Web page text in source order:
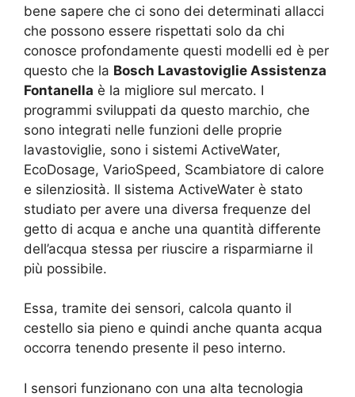
bene sapere che ci sono dei determinati allacci
che possono essere rispettati solo da chi
conosce profondamente questi modelli ed è per
questo che la Bosch Lavastoviglie Assistenza
Fontanella è la migliore sul mercato. I
programmi sviluppati da questo marchio, che
sono integrati nelle funzioni delle proprie
lavastoviglie, sono i sistemi ActiveWater,
EcoDosage, VarioSpeed, Scambiatore di calore
e silenziosità. Il sistema ActiveWater è stato
studiato per avere una diversa frequenze del
getto di acqua e anche una quantità differente
dell’acqua stessa per riuscire a risparmiarne il
più possibile.
Essa, tramite dei sensori, calcola quanto il
cestello sia pieno e quindi anche quanta acqua
occorra tenendo presente il peso interno.
I sensori funzionano con una alta tecnologia